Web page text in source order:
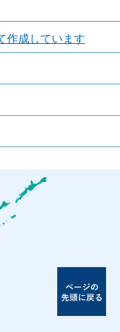
作成しています